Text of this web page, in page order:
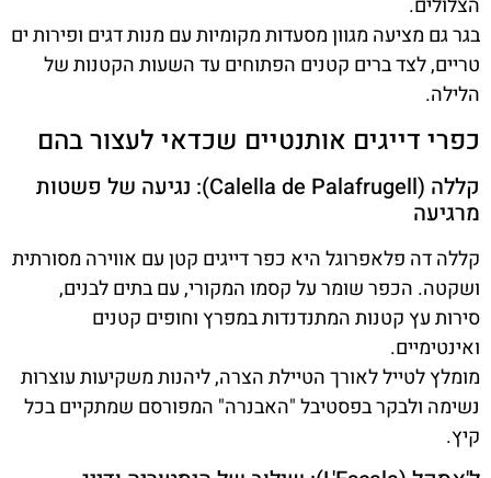
הצלולים.
בגר גם מציעה מגוון מסעדות מקומיות עם מנות דגים ופירות ים
טריים, לצד ברים קטנים הפתוחים עד השעות הקטנות של
הלילה.
כפרי דייגים אותנטיים שכדאי לעצור בהם
קללה (Calella de Palafrugell): נגיעה של פשטות
מרגיעה
קללה דה פלאפרוגל היא כפר דייגים קטן עם אווירה מסורתית
ושקטה. הכפר שומר על קסמו המקורי, עם בתים לבנים,
סירות עץ קטנות המתנדנדות במפרץ וחופים קטנים
ואינטימיים.
מומלץ לטייל לאורך הטיילת הצרה, ליהנות משקיעות עוצרות
נשימה ולבקר בפסטיבל "האבנרה" המפורסם שמתקיים בכל
קיץ.